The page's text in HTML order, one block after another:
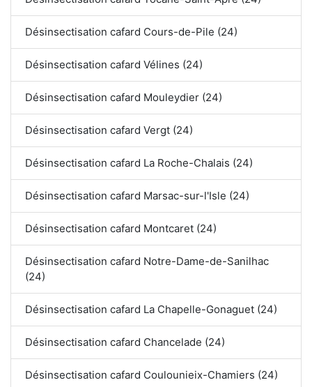
Désinsectisation cafard Cours-de-Pile (24)
Désinsectisation cafard Vélines (24)
Désinsectisation cafard Mouleydier (24)
Désinsectisation cafard Vergt (24)
Désinsectisation cafard La Roche-Chalais (24)
Désinsectisation cafard Marsac-sur-l'Isle (24)
Désinsectisation cafard Montcaret (24)
Désinsectisation cafard Notre-Dame-de-Sanilhac
(24)
Désinsectisation cafard La Chapelle-Gonaguet (24)
Désinsectisation cafard Chancelade (24)
Désinsectisation cafard Coulounieix-Chamiers (24)